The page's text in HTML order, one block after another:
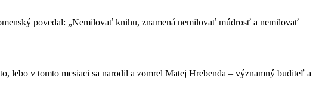
povedal: „Nemilovať knihu, znamená nemilovať múdrosť a nemilovať
lebo v tomto mesiaci sa narodil a zomrel Matej Hrebenda – významný buditeľ a